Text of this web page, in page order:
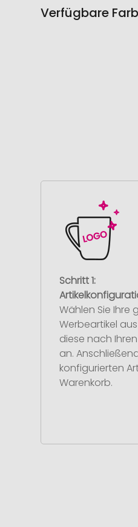
Verfügbare
Schritt 1:
Wählen Sie Ihre
Werbeartikel
diese nach
an.
konfigurierten
Warenkorb.